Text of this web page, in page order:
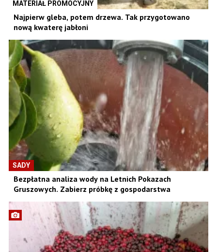
MATERIAŁ PROMOCYJNY
Najpierw gleba, potem drzewa. Tak przygotowano
nową kwaterę jabłoni
SADY
Bezpłatna analiza wody na Letnich Pokazach
Gruszowych. Zabierz próbkę z gospodarstwa